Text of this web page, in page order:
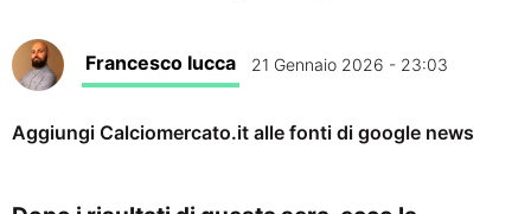
Francesco Iucca 21 Gennaio 2026 - 23:03
Aggiungi Calciomercato.it alle fonti di google news